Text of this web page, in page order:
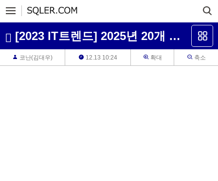
[2023 IT트렌드] 2025년 20개 대표 제품 출시가 OO로 인해 지연됨
코난(김대우) 12.13 10:24 확대 축소